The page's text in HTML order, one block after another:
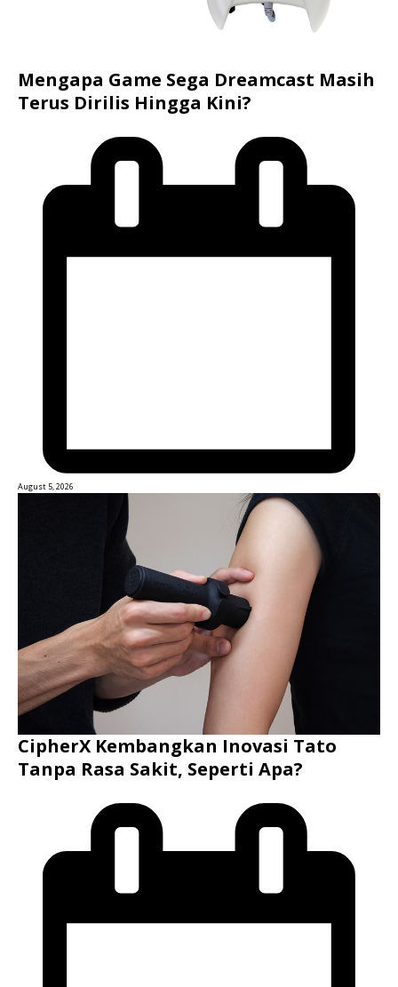
Mengapa Game Sega Dreamcast Masih
Terus Dirilis Hingga Kini?
August 5, 2026
CipherX Kembangkan Inovasi Tato
Tanpa Rasa Sakit, Seperti Apa?